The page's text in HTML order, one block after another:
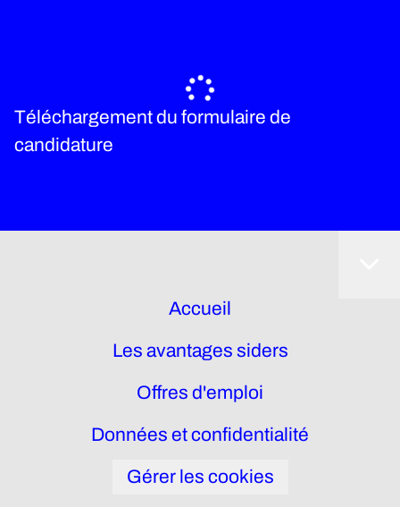
Téléchargement du formulaire de
candidature
Accueil
Les avantages siders
Offres d'emploi
Données et confidentialité
Gérer les cookies